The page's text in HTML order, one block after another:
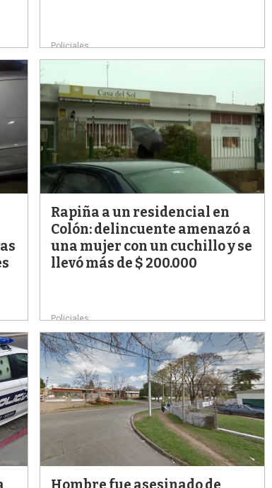
Policiales
Rapiña a un residencial en
Colón: delincuente amenazó a
una mujer con un cuchillo y se
llevó más de $ 200.000
Policiales